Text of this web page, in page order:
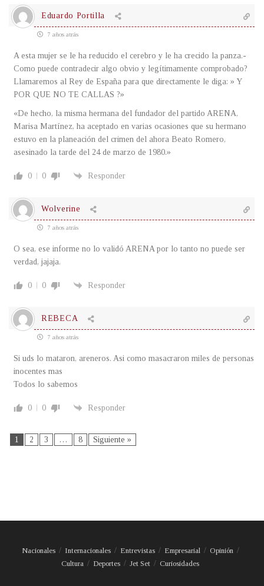
Eduardo Portilla
7 años atrás
A esta mujer se le ha reducido el cerebro y le ha crecido la panza.-
Como puede contradecir algo obvio y legítimamente comprobado?
Llamaremos al Rey de España para que directamente le diga: » Y
POR QUE NO TE CALLAS ?»
«De hecho, la misma hermana del fundador del partido ARENA,
Marisa Martínez, ha aceptado en varias ocasiones que su hermano
estuvo en la planeación del crimen del ahora Beato Romero,
asesinado la tarde del 24 de marzo de 1980.»
0 0 Responder
Wolverine
7 años atrás
O sea, ese informe no lo validó ARENA por lo tanto no puede ser
verdad, jajaja.
0 0 Responder
REBECA
7 años atrás
Si uds lo mataron, areneros. Asi como masacraron miles de personas
inocentes mas
Todos lo sabemos
0 0 Responder
1 2 3 … 8 Siguiente »
Nacionales Internacionales Entrevistas Empresarial
Opinión
Cultura
Deportes Jet Set Curiosidades